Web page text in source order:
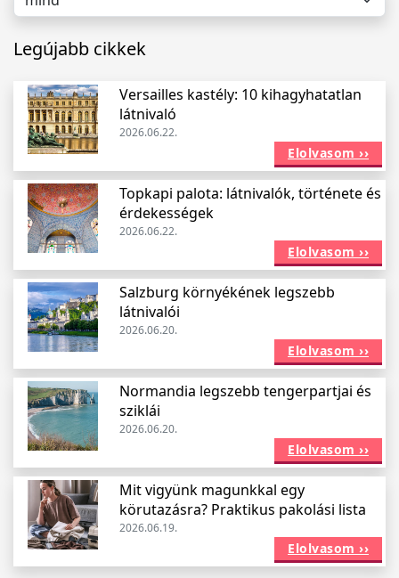
Legújabb cikkek
Versailles kastély: 10 kihagyhatatlan
látnivaló
2026.06.22.
Elolvasom ››
Topkapi palota: látnivalók, története és
érdekességek
2026.06.22.
Elolvasom ››
Salzburg környékének legszebb
látnivalói
2026.06.20.
Elolvasom ››
Normandia legszebb tengerpartjai és
sziklái
2026.06.20.
Elolvasom ››
Mit vigyünk magunkkal egy
körutazásra? Praktikus pakolási lista
2026.06.19.
Elolvasom ››